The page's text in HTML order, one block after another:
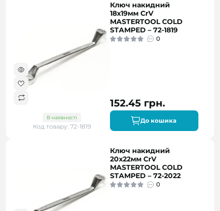
В наявності
Код товару: 72-1819
Ключ накидний
18х19мм CrV
MASTERTOOL COLD
STAMPED – 72-1819
0
152.45 грн.
До кошика
Ключ накидний
20х22мм CrV
MASTERTOOL COLD
STAMPED – 72-2022
0